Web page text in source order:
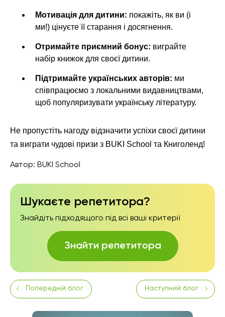
Мотивація для дитини: покажіть, як ви (і
ми!) цінуєте її старання і досягнення.
Отримайте приємний бонус: виграйте
набір книжок для своєї дитини.
Підтримайте українських авторів: ми
співпрацюємо з локальними видавництвами,
щоб популяризувати українську літературу.
Не пропустіть нагоду відзначити успіхи своєї дитини
та виграти чудові призи з BUKI School та Книголенд!
Автор: BUKI School
Шукаєте репетитора?
Знайдіть підходящого під всі ваші критерії
Знайти репетитора
Попередній блог Наступний блог